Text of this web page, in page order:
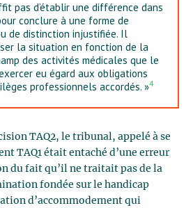
pas d’établir une différence dans
conclure à une forme de
de distinction injustifiée. Il
la situation en fonction de la
des activités médicales que le
eu égard aux obligations
professionnels accordés. »4
TAQ2, le tribunal, appelé à se
TAQ1 était entaché d’une erreur
du fait qu’il ne traitait pas de la
fondée sur le handicap
d’accommodement qui